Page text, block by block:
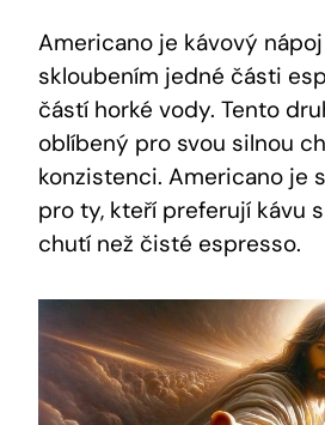
Americano je kávový
skloubením jedné části
částí horké vody. Tento
oblíbený pro svou silnou
konzistenci. Americano je
pro ty, kteří preferují kávu
chutí než čisté espresso.